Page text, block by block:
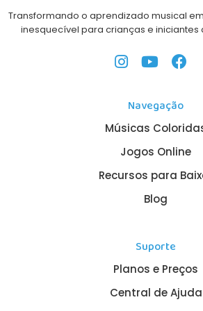
Transformando o aprendizado musical
inesquecível para crianças e iniciantes
Navegação
Músicas
Jogos Online
Recursos para
Blog
Suporte
Planos e Preços
Central de Ajuda